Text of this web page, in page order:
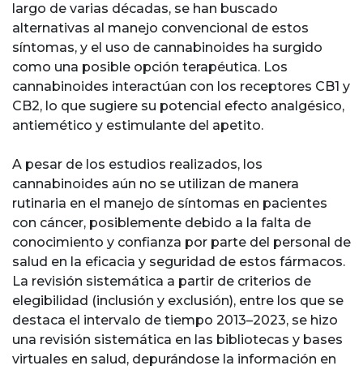
largo de varias décadas, se han buscado
alternativas al manejo convencional de estos
síntomas, y el uso de cannabinoides ha surgido
como una posible opción terapéutica. Los
cannabinoides interactúan con los receptores CB1 y
CB2, lo que sugiere su potencial efecto analgésico,
antiemético y estimulante del apetito.
A pesar de los estudios realizados, los
cannabinoides aún no se utilizan de manera
rutinaria en el manejo de síntomas en pacientes
con cáncer, posiblemente debido a la falta de
conocimiento y confianza por parte del personal de
salud en la eficacia y seguridad de estos fármacos.
La revisión sistemática a partir de criterios de
elegibilidad (inclusión y exclusión), entre los que se
destaca el intervalo de tiempo 2013–2023, se hizo
una revisión sistemática en las bibliotecas y bases
virtuales en salud, depurándose la información en